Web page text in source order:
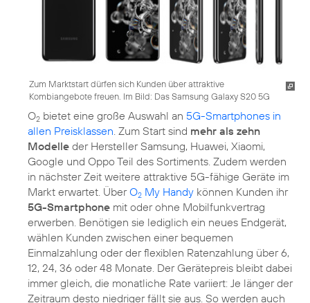
Zum Marktstart dürfen sich Kunden über attraktive
Kombiangebote freuen. Im Bild: Das Samsung Galaxy S20 5G
O2 bietet eine große Auswahl an 5G-Smartphones in
allen Preisklassen. Zum Start sind mehr als zehn
Modelle der Hersteller Samsung, Huawei, Xiaomi,
Google und Oppo Teil des Sortiments. Zudem werden
in nächster Zeit weitere attraktive 5G-fähige Geräte im
Markt erwartet. ÜberO2 My Handy können Kunden ihr
5G-Smartphone mit oder ohne Mobilfunkvertrag
erwerben. Benötigen sie lediglich ein neues Endgerät,
wählen Kunden zwischen einer bequemen
Einmalzahlung oder der flexiblen Ratenzahlung über 6,
12, 24, 36 oder 48 Monate. Der Gerätepreis bleibt dabei
immer gleich, die monatliche Rate variiert: Je länger der
Zeitraum desto niedriger fällt sie aus. So werden auch